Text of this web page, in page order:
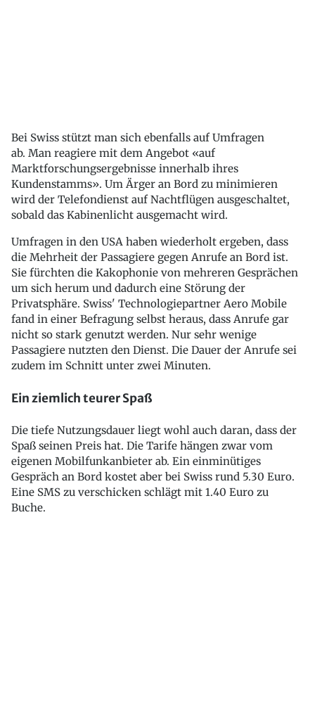
Bei Swiss stützt man sich ebenfalls auf Umfragen
ab. Man reagiere mit dem Angebot «auf
Marktforschungsergebnisse innerhalb ihres
Kundenstamms». Um Ärger an Bord zu minimieren
wird der Telefondienst auf Nachtflügen ausgeschaltet,
sobald das Kabinenlicht ausgemacht wird.
Umfragen in den USA haben wiederholt ergeben, dass
die Mehrheit der Passagiere gegen Anrufe an Bord ist.
Sie fürchten die Kakophonie von mehreren Gesprächen
um sich herum und dadurch eine Störung der
Privatsphäre. Swiss' Technologiepartner Aero Mobile
fand in einer Befragung selbst heraus, dass Anrufe gar
nicht so stark genutzt werden. Nur sehr wenige
Passagiere nutzten den Dienst. Die Dauer der Anrufe sei
zudem im Schnitt unter zwei Minuten.
Ein ziemlich teurer Spaß
Die tiefe Nutzungsdauer liegt wohl auch daran, dass der
Spaß seinen Preis hat. Die Tarife hängen zwar vom
eigenen Mobilfunkanbieter ab. Ein einminütiges
Gespräch an Bord kostet aber bei Swiss rund 5.30 Euro.
Eine SMS zu verschicken schlägt mit 1.40 Euro zu
Buche.